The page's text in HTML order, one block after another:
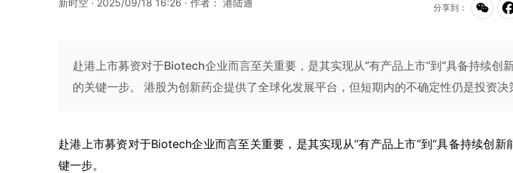
新时空 · 2025/09/18 16:26 · 作者： 港陆通 分享到：
赴港上市募资对于Biotech企业而言至关重要，是其实现从“有产品上市”到“具备持续创
的关键一步。 港股为创新药企提供了全球化发展平台，但短期内的不确定性仍是投资
赴港上市募资对于Biotech企业而言至关重要，是其实现从“有产品上市”到“具备持续创新
键一步。